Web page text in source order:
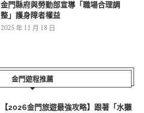
金門縣府與勞動部宣導「職場合理調
整」護身障者權益
2025 年 11 月 18 日
金門遊程推薦
【2026金門旅遊最強攻略】跟著「水獺